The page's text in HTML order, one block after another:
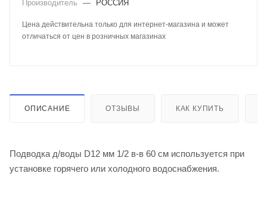
Производитель
— РОССИЯ
Цена действительна только для интернет-магазина и может
отличаться от цен в розничных магазинах
ОПИСАНИЕ ОТЗЫВЫ КАК КУПИТЬ
Подводка д/воды D12 мм 1/2 в-в 60 см используется при
установке горячего или холодного водоснабжения.